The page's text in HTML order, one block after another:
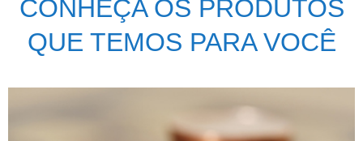
CONHEÇA OS PRODUTOS
QUE TEMOS PARA VOCÊ